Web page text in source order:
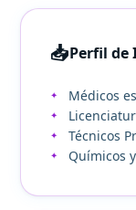
📥Perfil de
Médicos
Técnicos
Químicos